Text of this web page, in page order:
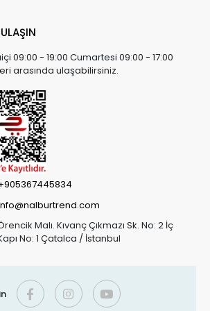
09:00 - 19:00 Cumartesi 09:00 - 17:00
arasında ulaşabilirsiniz.
Malı. Kıvanç Çıkmazı Sk. No: 2 İç
No: 1 Çatalca / İstanbul